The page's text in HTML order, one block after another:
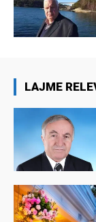
LAJME